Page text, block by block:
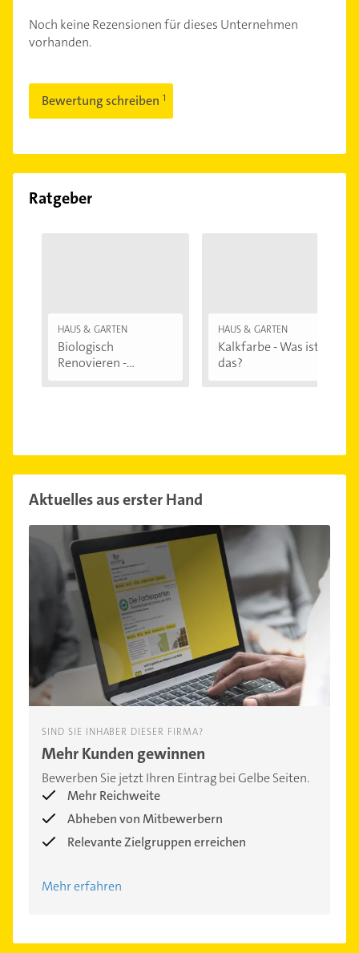
Noch keine Rezensionen für dieses Unternehmen
vorhanden.
Bewertung schreiben
Ratgeber
HAUS & GARTEN
Biologisch
Renovieren -
HAUS & GARTEN
Kalkfarbe - Was ist
das?
Aktuelles aus erster Hand
SIND SIE INHABER DIESER FIRMA?
Mehr Kunden gewinnen
Bewerben Sie jetzt Ihren Eintrag bei Gelbe Seiten.
Mehr Reichweite
Abheben von Mitbewerbern
Relevante Zielgruppen erreichen
Mehr erfahren